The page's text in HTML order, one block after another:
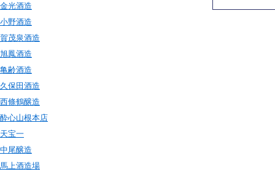
金光酒造
小野酒造
賀茂泉酒造
旭鳳酒造
亀齢酒造
久保田酒造
西條鶴醸造
酔心山根本店
天宝一
中尾醸造
馬上酒造場